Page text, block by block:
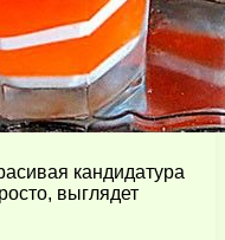
кандидатура
выглядет